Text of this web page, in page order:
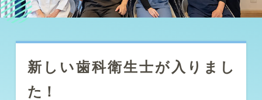
新しい歯科衛生士が入りまし
た！